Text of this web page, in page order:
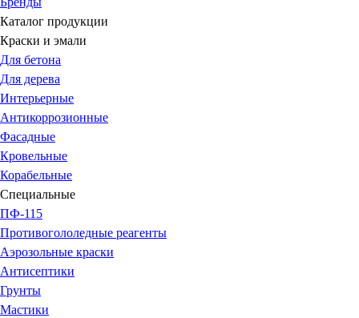
Каталог продукции
Краски и эмали
Для бетона
Для дерева
Интерьерные
Антикоррозионные
Фасадные
Кровельные
Корабельные
Специальные
ПФ-115
Противогололедные реагенты
Аэрозольные краски
Антисептики
Грунты
Мастики